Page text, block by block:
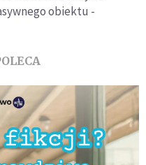
obiektu -